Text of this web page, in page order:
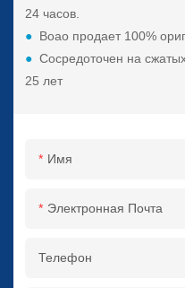
24 часов.
● Boao продает 100%
●Сосредоточен на
25 лет
Имя
Электронная Почта
Телефон